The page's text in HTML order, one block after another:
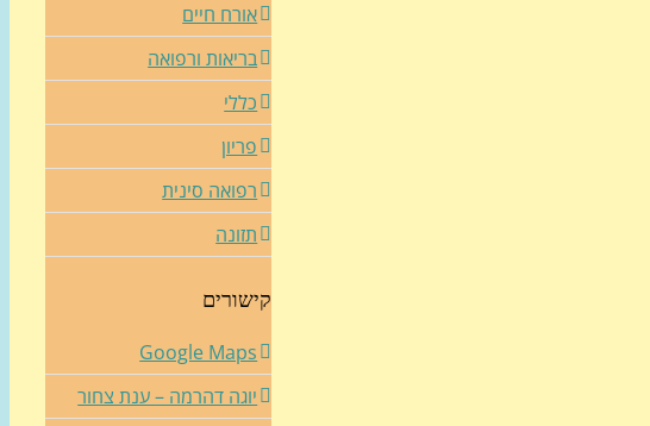
אורח חיים
בריאות ורפואה
כללי
פריון
רפואה סינית
תזונה
קישורים
Google Maps
יוגה דהרמה – ענת צחור